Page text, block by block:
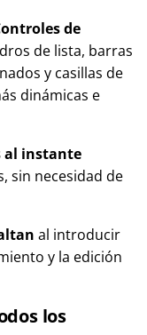
de
de lista, barras
y casillas de
dinámicas e
al instante
sin necesidad de
al introducir
y la edición
los